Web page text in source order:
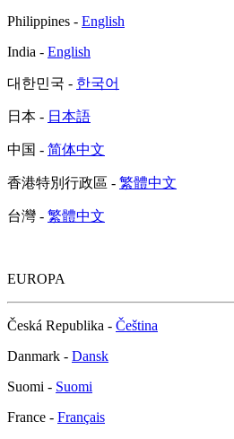
Philippines - English
India - English
대한민국 - 한국어
日本 - 日本語
中国 - 简体中文
香港特別行政區 - 繁體中文
台灣 - 繁體中文
EUROPA
Česká Republika - Čeština
Danmark - Dansk
Suomi - Suomi
France - Français